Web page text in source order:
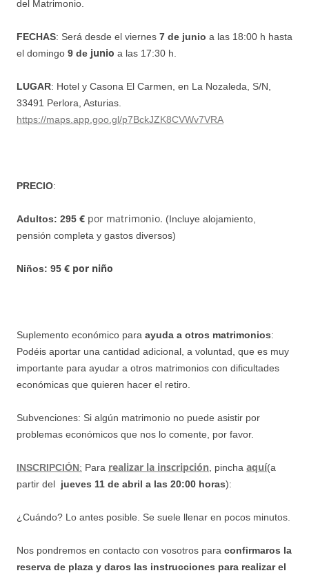
del Matrimonio.
FECHAS: Será desde el viernes 7 de junio a las 18:00 h hasta
el domingo 9 de junio a las 17:30 h.
LUGAR: Hotel y Casona El Carmen, en La Nozaleda, S/N,
33491 Perlora, Asturias.
https://maps.app.goo.gl/p7BckJZK8CVWv7VRA
PRECIO:
Adultos: 295 € por matrimonio. (Incluye alojamiento,
pensión completa y gastos diversos)
Niños: 95 € por niño
Suplemento económico para ayuda a otros matrimonios:
Podéis aportar una cantidad adicional, a voluntad, que es muy
importante para ayudar a otros matrimonios con dificultades
económicas que quieren hacer el retiro.
Subvenciones: Si algún matrimonio no puede asistir por
problemas económicos que nos lo comente, por favor.
INSCRIPCIÓN: Para realizar la inscripción , pincha aquí(a
partir del jueves 11 de abril a las 20:00 horas):
¿Cuándo? Lo antes posible. Se suele llenar en pocos minutos.
Nos pondremos en contacto con vosotros para confirmaros la
reserva de plaza y daros las instrucciones para realizar el